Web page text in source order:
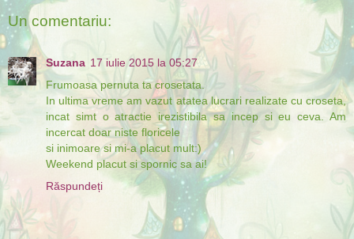
Un comentariu:
Suzana 17 iulie 2015 la 05:27
Frumoasa pernuta ta crosetata.
In ultima vreme am vazut atatea lucrari realizate cu croseta,
incat simt o atractie irezistibila sa incep si eu ceva. Am
incercat doar niste floricele
si inimoare si mi-a placut mult:)
Weekend placut si spornic sa ai!
Răspundeți